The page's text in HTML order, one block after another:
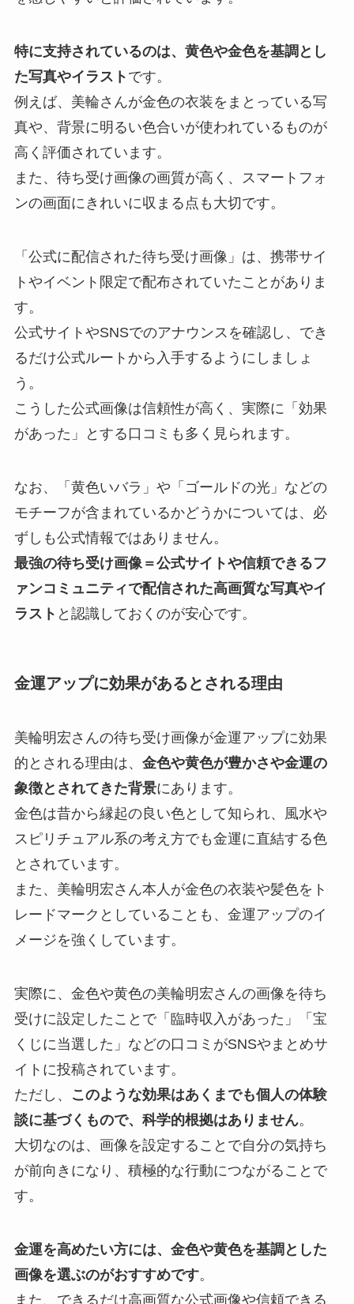
特に支持されているのは、黄色や金色を基調とし
た写真やイラスト です。
例えば、美輪さんが金色の衣装をまとっている写
真や、背景に明るい色合いが使われているものが
高く評価されています。
また、待ち受け画像の画質が高く、スマートフォ
ンの画面にきれいに収まる点も大切です。
「公式に配信された待ち受け画像」は、携帯サイ
トやイベント限定で配布されていたことがありま
す。
公式サイトやSNSでのアナウンスを確認し、でき
るだけ公式ルートから入手するようにしましょ
う。
こうした公式画像は信頼性が高く、実際に「効果
があった」とする口コミも多く見られます。
なお、「黄色いバラ」や「ゴールドの光」などの
モチーフが含まれているかどうかについては、必
ずしも公式情報ではありません。
最強の待ち受け画像＝公式サイトや信頼できるフ
ァンコミュニティで配信された高画質な写真やイ
ラスト と認識しておくのが安心です。
金運アップに効果があるとされる理由
美輪明宏さんの待ち受け画像が金運アップに効果
的とされる理由は、 金色や黄色が豊かさや金運の
象徴とされてきた背景にあります。
金色は昔から縁起の良い色として知られ、風水や
スピリチュアル系の考え方でも金運に直結する色
とされています。
また、美輪明宏さん本人が金色の衣装や髪色をト
レードマークとしていることも、金運アップのイ
メージを強くしています。
実際に、金色や黄色の美輪明宏さんの画像を待ち
受けに設定したことで「臨時収入があった」「宝
くじに当選した」などの口コミがSNSやまとめサ
イトに投稿されています。
ただし、
このような効果はあくまでも個人の体験
談に基づくもので、科学的根拠はありません。
大切なのは、画像を設定することで自分の気持ち
が前向きになり、積極的な行動につながることで
す。
金運を高めたい方には、金色や黄色を基調とした
画像を選ぶのがおすすめです。
また、できるだけ高画質な公式画像や信頼できる